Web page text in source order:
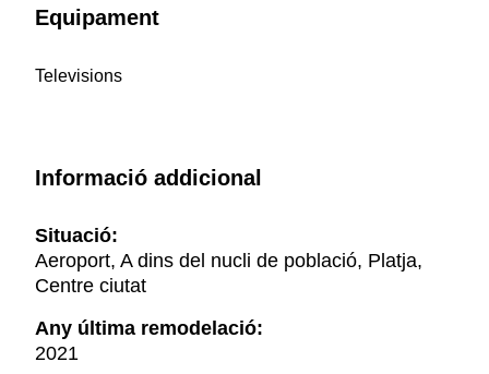
Equipament
Televisions
Informació addicional
Situació:
Aeroport, A dins del nucli de població, Platja,
Centre ciutat
Any última remodelació:
2021